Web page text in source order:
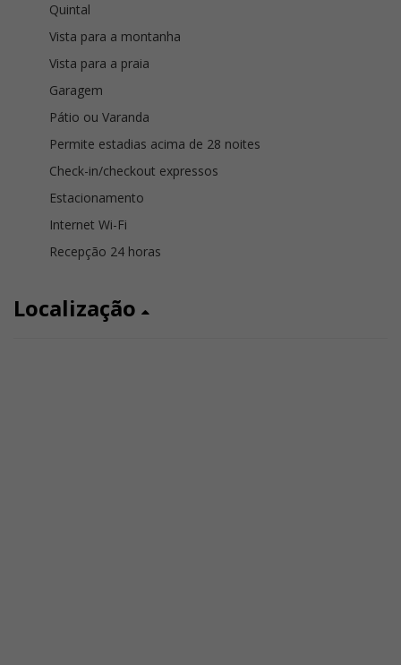
Quintal
Vista para a montanha
Vista para a praia
Garagem
Pátio ou Varanda
Permite estadias acima de 28 noites
Check-in/checkout expressos
Estacionamento
Internet Wi-Fi
Recepção 24 horas
Localização